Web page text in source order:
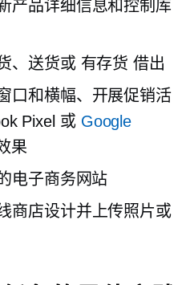
产品详细信息和控制库
、送货或 有存货 借出
口和横幅、开展促销活
Pixel 或 Google
果
电子商务网站
商店设计并上传照片或